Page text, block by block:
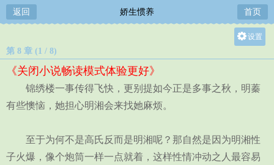
返回 娇生惯养 首页
设置
中
第 8 章 (1 / 8)
《关闭小说畅读模式体验更好》
锦绣楼一事传得飞快，更别提如今正是多事之秋，明蓁
有些懊恼，她担心明湘会来找她麻烦。
至于为何不是高氏反而是明湘呢？那自然是因为明湘性
子火爆，像个炮筒一样一点就着，这样性情冲动之人最容易